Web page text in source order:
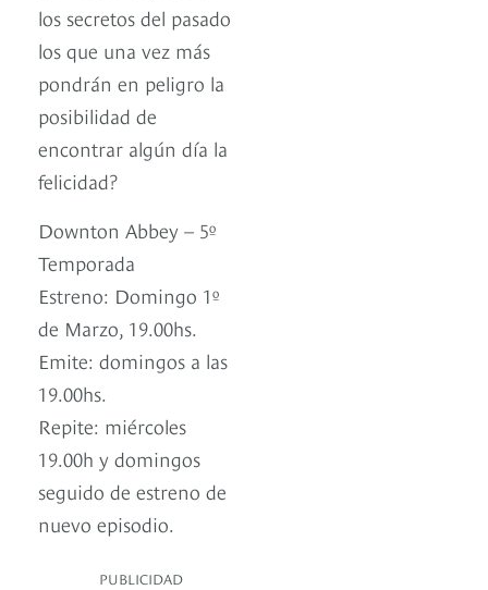
los secretos del pasado
los que una vez más
pondrán en peligro la
posibilidad de
encontrar algún día la
felicidad?
Downton Abbey – 5º
Temporada
Estreno: Domingo 1º
de Marzo, 19.00hs.
Emite: domingos a las
19.00hs.
Repite: miércoles
19.00h y domingos
seguido de estreno de
nuevo episodio.
PUBLICIDAD